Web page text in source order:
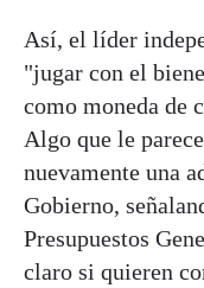
Así, el líder
"jugar con el
como moneda de
Algo que le
nuevamente una
Gobierno,
Presupuestos
claro si quieren